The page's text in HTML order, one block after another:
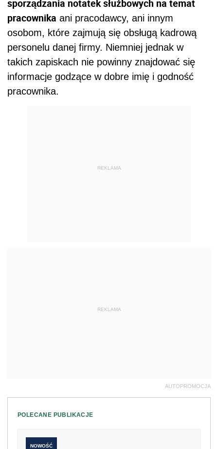
sporządzania notatek służbowych na temat
pracownika ani pracodawcy, ani innym
osobom, które zajmują się obsługą kadrową
personelu danej firmy. Niemniej jednak w
takich zapiskach nie powinny znajdować się
informacje godzące w dobre imię i godność
pracownika.
REKLAMA
REKLAMA
AUTOPROMOCJA
POLECANE PUBLIKACJE
NOWOŚĆ